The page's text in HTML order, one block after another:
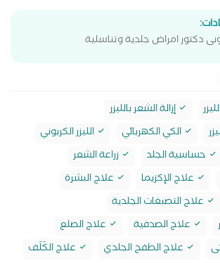
دكتور امراض جلدية وتناسلية
إزالة الشعر بالليزر
الكي الكهربائي
الليزر الكربوني
حساسية الجلد
زراعة الشعر
علاج الإكزيما
علاج البشرة
علاج التصبغات الجلدية
علاج الصدفية
علاج الصلع
علاج الطفح الجلدي
علاج الكَلَف